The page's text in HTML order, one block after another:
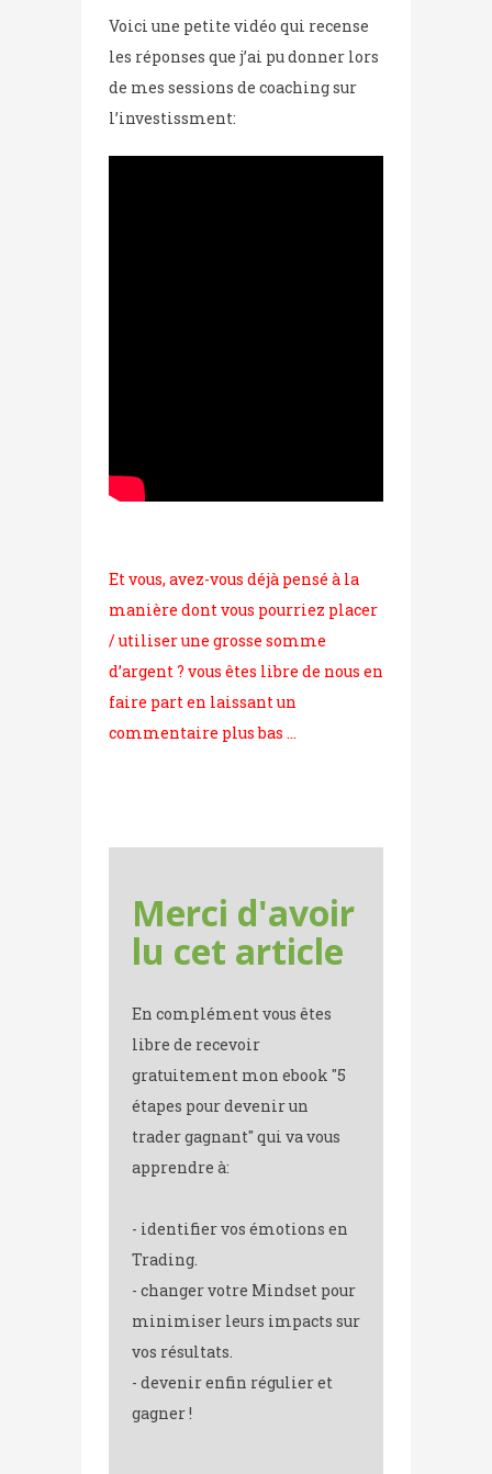
Voici une petite vidéo qui recense
les réponses que j’ai pu donner lors
de mes sessions de coaching sur
l’investissment:
Et vous, avez-vous déjà pensé à la
manière dont vous pourriez placer
/ utiliser une grosse somme
d’argent ? vous êtes libre de nous en
faire part en laissant un
commentaire plus bas …
Merci d'avoir
lu cet article
En complément vous êtes
libre de recevoir
gratuitement mon ebook "5
étapes pour devenir un
trader gagnant" qui va vous
apprendre à:
- identifier vos émotions en
Trading.
- changer votre Mindset pour
minimiser leurs impacts sur
vos résultats.
- devenir enfin régulier et
gagner !